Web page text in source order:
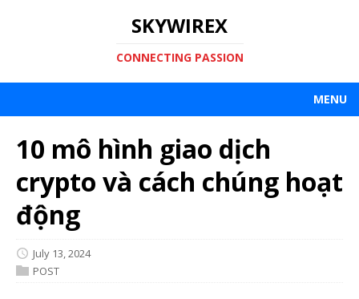
SKYWIREX
CONNECTING PASSION
MENU
10 mô hình giao dịch
crypto và cách chúng hoạt
động
July 13, 2024
POST